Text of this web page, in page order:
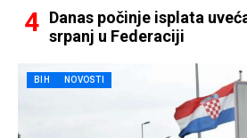
Danas počinje isplata
srpanj u Federaciji
BIH NOVOSTI